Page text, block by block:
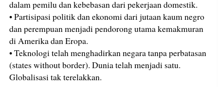
dalam pemilu dan kebebasan dari pekerjaan domestik.
• Partisipasi politik dan ekonomi dari jutaan kaum negro
dan perempuan menjadi pendorong utama kemakmuran
di Amerika dan Eropa.
• Teknologi telah menghadirkan negara tanpa perbatasan
(states without border). Dunia telah menjadi satu.
Globalisasi tak terelakkan.